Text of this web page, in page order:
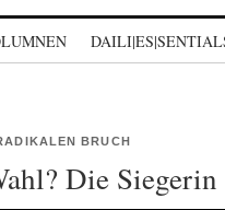
BRUCH
Die Siegerin